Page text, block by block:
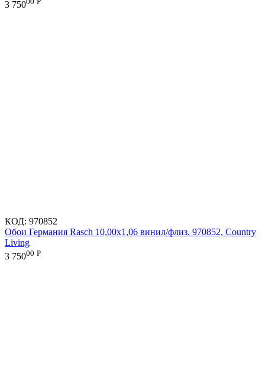
3 750
КОД: 970852
Обои Германия Rasch 10,00x1,06 винил/флиз. 970852, Country
Living
3 75000 Р